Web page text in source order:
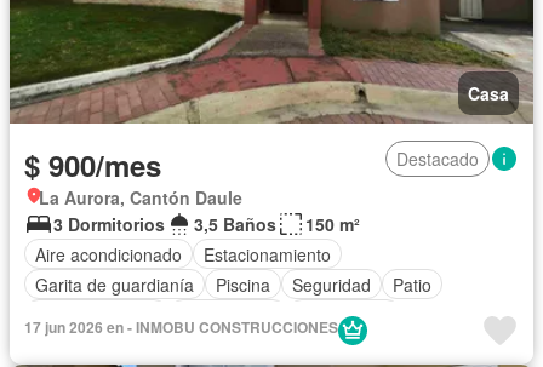
Casa
$ 900/mes
Destacado
La Aurora, Cantón Daule
3 Dormitorios
3,5 Baños
150 m²
Aire acondicionado
Estacionamiento
Garita de guardianía
Piscina Seguridad
Patio
Sin amoblar
17 jun 2026 en - INMOBU CONSTRUCCIONES